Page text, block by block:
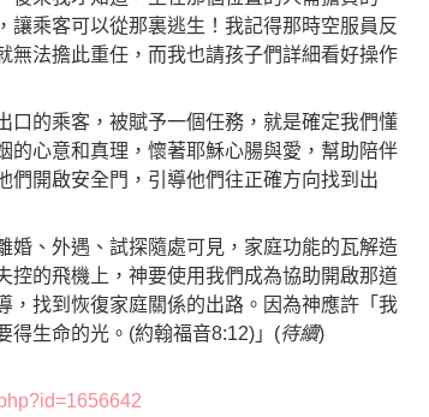
乘客可以從那裏逃生！我記得那時空服員反
無法擔此重任，而我也請孩子們詳細看好操作
口的乘客，被賦予一個任務，就是確定我們懂
的心意和真理，懷著耶穌心腸與愛，幫助陪伴
們開啟安全門，引導他們往正確方向找到出
婚、外遇、試探隨處可見，家庭功能的瓦解造
控的飛機上，神要使用我們成為協助開啟那道
，找到恢復家庭關係的出路。因為神應許「我
得生命的光。(約翰福音8:12)」(待續)